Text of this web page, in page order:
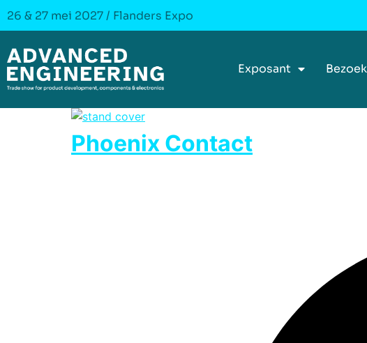
26 & 27 mei 2027 / Flanders Expo
Exposant
Phoenix Contact